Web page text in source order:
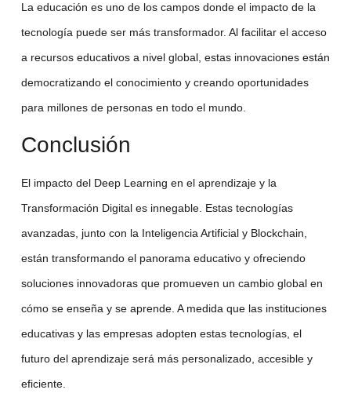
La educación es uno de los campos donde el impacto de la
tecnología puede ser más transformador. Al facilitar el acceso
a recursos educativos a nivel global, estas innovaciones están
democratizando el conocimiento y creando oportunidades
para millones de personas en todo el mundo.
Conclusión
El impacto del Deep Learning en el aprendizaje y la
Transformación Digitales innegable. Estas tecnologías
avanzadas, junto con la Inteligencia Artificialy Blockchain
están transformando el panorama educativo y ofreciendo
soluciones innovadoras que promueven un cambio global en
cómo se enseña y se aprende. A medida que las instituciones
educativas y las empresas adopten estas tecnologías, el
futuro del aprendizaje será más personalizado, accesible y
eficiente.